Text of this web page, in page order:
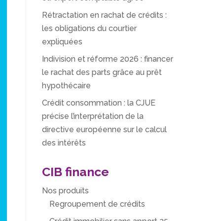
Rétractation en rachat de crédits :
les obligations du courtier
expliquées
Indivision et réforme 2026 : financer
le rachat des parts grâce au prêt
hypothécaire
Crédit consommation : la CJUE
précise l’interprétation de la
directive européenne sur le calcul
des intérêts
CIB finance
Nos produits
Regroupement de crédits